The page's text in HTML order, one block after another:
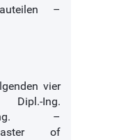
–
vier
Ing.
Ing. –
of